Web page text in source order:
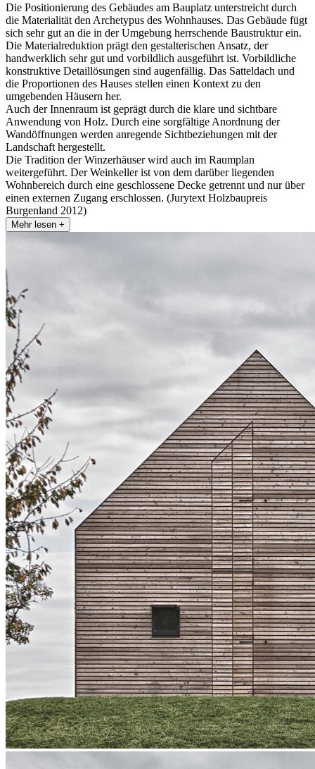
Die Positionierung des Gebäudes am Bauplatz unterstreicht durch
die Materialität den Archetypus des Wohnhauses. Das Gebäude fügt
sich sehr gut an die in der Umgebung herrschende Baustruktur ein.
Die Materialreduktion prägt den gestalterischen Ansatz, der
handwerklich sehr gut und vorbildlich ausgeführt ist. Vorbildliche
konstruktive Detaillösungen sind augenfällig. Das Satteldach und
die Proportionen des Hauses stellen einen Kontext zu den
umgebenden Häusern her.
Auch der Innenraum ist geprägt durch die klare und sichtbare
Anwendung von Holz. Durch eine sorgfältige Anordnung der
Wandöffnungen werden anregende Sichtbeziehungen mit der
Landschaft hergestellt.
Die Tradition der Winzerhäuser wird auch im Raumplan
weitergeführt. Der Weinkeller ist von dem darüber liegenden
Wohnbereich durch eine geschlossene Decke getrennt und nur über
einen externen Zugang erschlossen. (Jurytext Holzbaupreis
Burgenland 2012)
Mehr lesen +